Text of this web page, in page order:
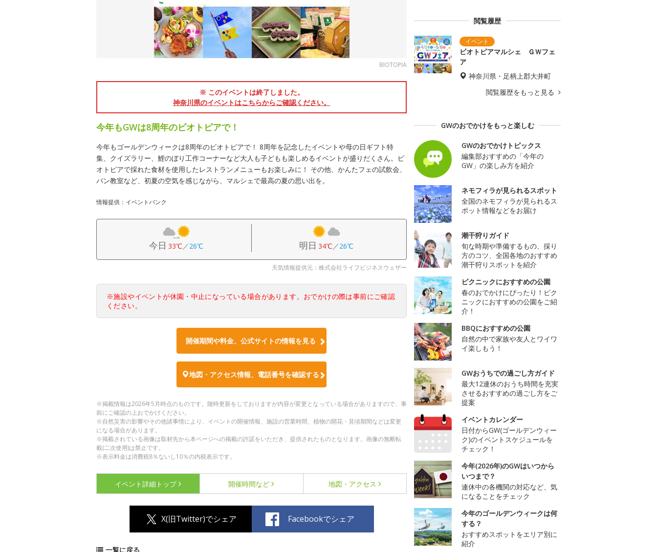
BIOTOPIA
※ このイベントは終了しました。
神奈川県のイベントはこちらからご確認ください。
今年もGWは8周年のビオトピアで！
今年もゴールデンウィークは8周年のビオトピアで！ 8周年を記念したイベントや母の日ギフト特
集、クイズラリー、鯉のぼり工作コーナーなど大人も子どもも楽しめるイベントが盛りだくさん。ビ
オトピアで採れた食材を使用したレストランメニューもお楽しみに！ その他、かんたフェの試飲会、
パン教室など、初夏の空気を感じながら、マルシェで最高の夏の思い出を。
情報提供：イベントバンク
今日 33℃／26℃ 明日 34℃／26℃
天気情報提供元：株式会社ライフビジネスウェザー
※施設やイベントが休園・中止になっている場合があります。おでかけの際は事前にご確認
ください。
開催期間や料金、公式サイトの情報を見る
地図・アクセス情報、電話番号を確認する
※掲載情報は2026年5月時点のものです。随時更新をしておりますが内容が変更となっている場合がありますので、事
前にご確認の上おでかけください。
※自然災害の影響やその他諸事情により、イベントの開催情報、施設の営業時間、植物の開花・見頃期間などは変更
になる場合があります。
※掲載されている画像は取材先から本ページへの掲載の許諾をいただき、提供されたものとなります。画像の無断転
載(二次使用)は禁止です。
※表示料金は消費税8％ないし10％の内税表示です。
イベント詳細 トップ 開催時間など 地図・アクセス
X(旧Twitter)でシェア Facebookでシェア
一覧に戻る
閲覧履歴
ビオトピアマルシェ ＧＷフェ
ア
神奈川県・足柄上郡大井町
閲覧履歴をもっと見る
GWのおでかけをもっと楽しむ
GWのおでかけトピックス
編集部おすすめの「今年の
GW」の楽しみ方を紹介
ネモフィラが見られるスポット
全国のネモフィラが見られるス
ポット情報などをお届け
潮干狩りガイド
旬な時期や準備するもの、採り
方のコツ、全国各地のおすすめ
潮干狩りスポットを紹介
ピクニックにおすすめの公園
春のおでかけにぴったり！ピク
ニックにおすすめの公園をご紹
介！
BBQにおすすめの公園
自然の中で家族や友人とワイワ
イ楽しもう！
GWおうちでの過ごし方ガイド
最大12連休のおうち時間を充実
させるおすすめの過ごし方をご
提案
イベントカレンダー
日付からGW(ゴールデンウィー
ク)のイベントスケジュールを
チェック！
今年(2026年)のGWはいつから
いつまで？
連休中の各機関の対応など、気
になることをチェック
今年のゴールデンウィークは何
する？
おすすめスポットをエリア別に
紹介